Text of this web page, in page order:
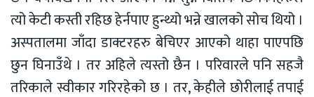
त्यो केटी कस्ती रहिछ हेर्नपाए हुन्थ्यो भन्ने खालको सोच थियो ।
अस्पतालमा जाँदा डाक्टरहरु बेचिएर आएको थाहा पाएपछि
छुन घिनाउँथे । तर अहिले त्यस्तो छैन । परिवारले पनि सहजै
तरिकाले स्वीकार गरिरहेको छ । तर, केहीले छोरीलाई तपाई